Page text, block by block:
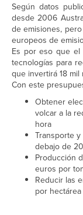
Según datos
desde 2006
de emisiones,
europeos de
Es por eso que el
tecnologías para
que invertirá 18
Con este
Obtener
volcar a la
hora
Transporte
debajo de
Producción
euros por
Reducir las
por